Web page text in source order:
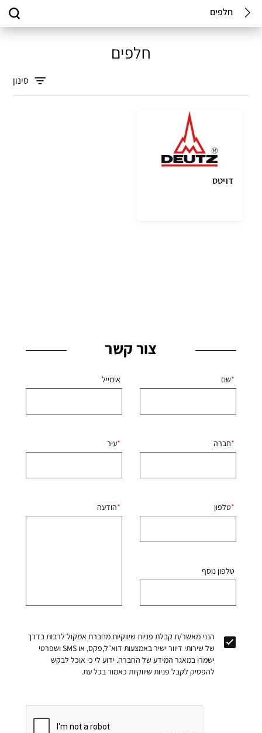
חלפים
חלפים
סינון
דויטס
צור קשר
שם
חברה
טלפון
טלפון נוסף
אימייל
עיר
הודעה
הנני מאשר/ת קבלת פניות שיווקיות מחברת אמקול לרבות בדרך
של שירותי דיוור ישיר באמצעות דוא״ל,פקס, או SMS ושפרטי
ישמרו במאגר המידע של החברה. ידוע לי כי אוכל לבקש
להפסיק לקבל פניות שיווקיות כאמור בכל עת.